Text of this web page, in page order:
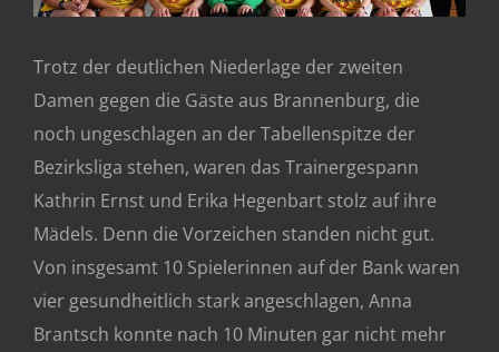
Trotz der deutlichen Niederlage der zweiten
Damen gegen die Gäste aus Brannenburg, die
noch ungeschlagen an der Tabellenspitze der
Bezirksliga stehen, waren das Trainergespann
Kathrin Ernst und Erika Hegenbart stolz auf ihre
Mädels. Denn die Vorzeichen standen nicht gut.
Von insgesamt 10 Spielerinnen auf der Bank waren
vier gesundheitlich stark angeschlagen, Anna
Brantsch konnte nach 10 Minuten gar nicht mehr